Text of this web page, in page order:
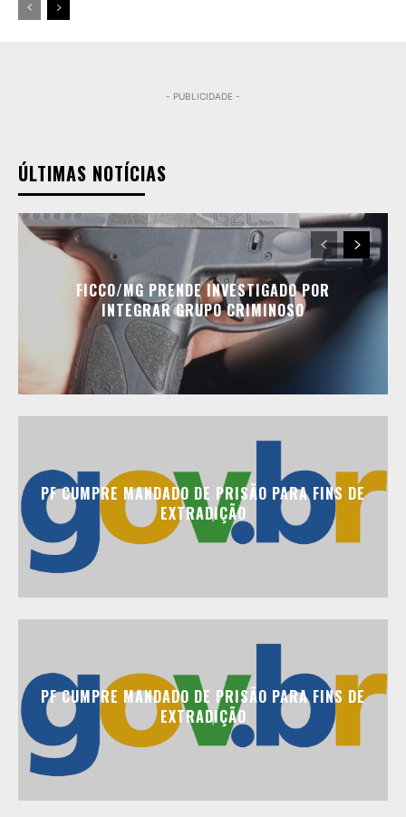
- PUBLICIDADE -
ÚLTIMAS NOTÍCIAS
FICCO/MG PRENDE INVESTIGADO POR
INTEGRAR GRUPO CRIMINOSO
PF CUMPRE MANDADO DE PRISÃO PARA FINS DE
EXTRADIÇÃO
PF CUMPRE MANDADO DE PRISÃO PARA FINS DE
EXTRADIÇÃO